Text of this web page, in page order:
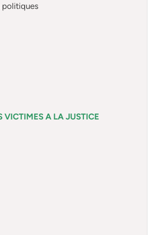
politiques
VICTIMES A LA JUSTICE